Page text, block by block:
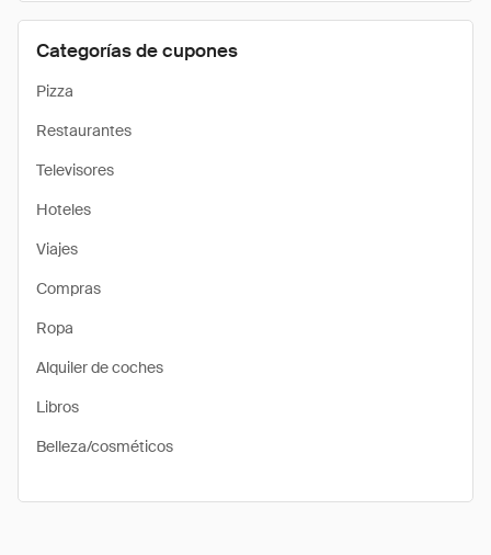
Categorías de cupones
Pizza
Restaurantes
Televisores
Hoteles
Viajes
Compras
Ropa
Alquiler de coches
Libros
Belleza/cosméticos